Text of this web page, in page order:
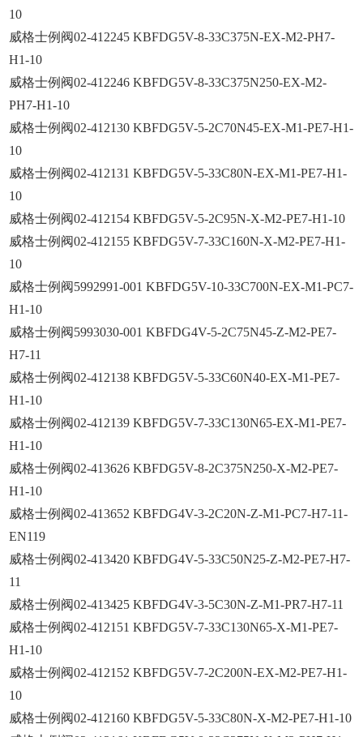
10
威格士例阀02-412245 KBFDG5V-8-33C375N-EX-M2-PH7-
H1-10
威格士例阀02-412246 KBFDG5V-8-33C375N250-EX-M2-
PH7-H1-10
威格士例阀02-412130 KBFDG5V-5-2C70N45-EX-M1-PE7-H1-
10
威格士例阀02-412131 KBFDG5V-5-33C80N-EX-M1-PE7-H1-
10
威格士例阀02-412154 KBFDG5V-5-2C95N-X-M2-PE7-H1-10
威格士例阀02-412155 KBFDG5V-7-33C160N-X-M2-PE7-H1-
10
威格士例阀5992991-001 KBFDG5V-10-33C700N-EX-M1-PC7-
H1-10
威格士例阀5993030-001 KBFDG4V-5-2C75N45-Z-M2-PE7-
H7-11
威格士例阀02-412138 KBFDG5V-5-33C60N40-EX-M1-PE7-
H1-10
威格士例阀02-412139 KBFDG5V-7-33C130N65-EX-M1-PE7-
H1-10
威格士例阀02-413626 KBFDG5V-8-2C375N250-X-M2-PE7-
H1-10
威格士例阀02-413652 KBFDG4V-3-2C20N-Z-M1-PC7-H7-11-
EN119
威格士例阀02-413420 KBFDG4V-5-33C50N25-Z-M2-PE7-H7-
11
威格士例阀02-413425 KBFDG4V-3-5C30N-Z-M1-PR7-H7-11
威格士例阀02-412151 KBFDG5V-7-33C130N65-X-M1-PE7-
H1-10
威格士例阀02-412152 KBFDG5V-7-2C200N-EX-M2-PE7-H1-
10
威格士例阀02-412160 KBFDG5V-5-33C80N-X-M2-PE7-H1-10